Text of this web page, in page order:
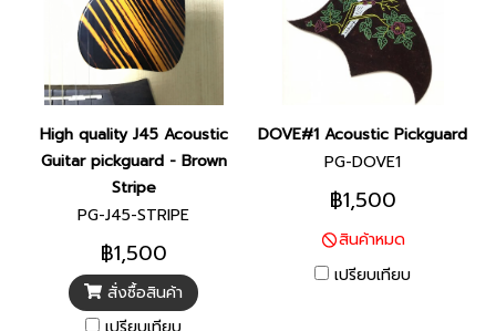
High quality J45 Acoustic
Guitar pickguard - Brown
Stripe
PG-J45-STRIPE
฿1,500
สั่งซื้อสินค้า
DOVE#1 Acoustic Pickguard
PG-DOVE1
฿1,500
สินค้าหมด
เปรียบเทียบ